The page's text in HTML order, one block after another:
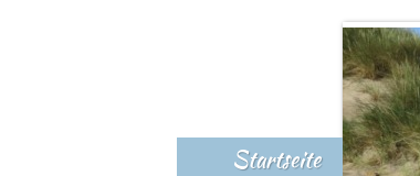
Startseite